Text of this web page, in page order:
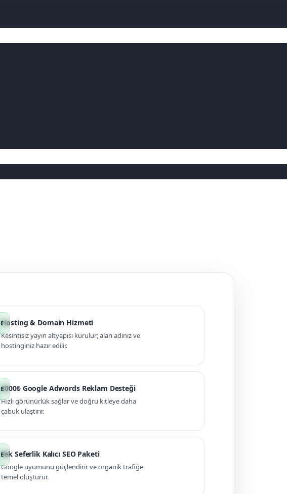
Hosting & Domain Hizmeti
Kesintisiz yayın altyapısı kurulur; alan adınız ve
hostinginiz hazır edilir.
3000₺ Google Adwords Reklam Desteği
Hızlı görünürlük sağlar ve doğru kitleye daha
çabuk ulaştırır.
Tek Seferlik Kalıcı SEO Paketi
Google uyumunu güçlendirir ve organik trafiğe
temel oluşturur.